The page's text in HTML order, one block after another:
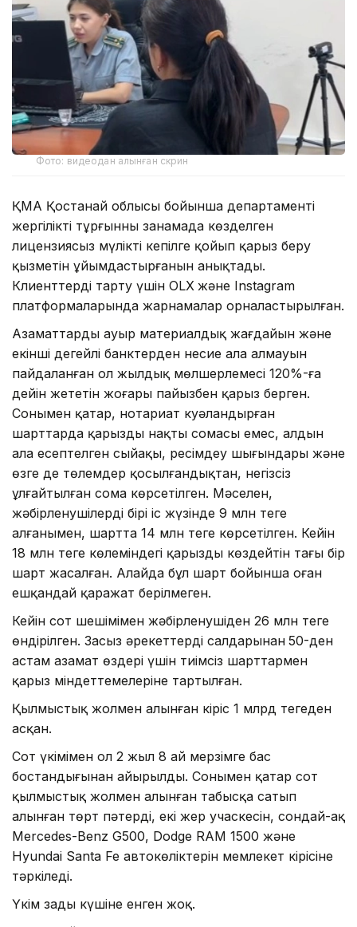
Фото: видеодан алынған скрин
ҚМА Қостанай облысы бойынша департаменті
жергілікті тұрғынның заңнамада көзделген
лицензиясыз мүлікті кепілге қойып қарыз беру
қызметін ұйымдастырғанын анықтады.
Клиенттерді тарту үшін OLX және Instagram
платформаларында жарнамалар орналастырылған.
Азаматтардың ауыр материалдық жағдайын және
екінші деңгейлі банктерден несие ала алмауын
пайдаланған ол жылдық мөлшерлемесі 120%-ға
дейін жететін жоғары пайызбен қарыз берген.
Сонымен қатар, нотариат куәландырған
шарттарда қарыздың нақты сомасы емес, алдын
ала есептелген сыйақы, ресімдеу шығындары және
өзге де төлемдер қосылғандықтан, негізсіз
ұлғайтылған сома көрсетілген. Мәселен,
жәбірленушілердің бірі іс жүзінде 9 млн теңге
алғанымен, шартта 14 млн теңге көрсетілген. Кейін
18 млн теңге көлеміндегі қарызды көздейтін тағы бір
шарт жасалған. Алайда бұл шарт бойынша оған
ешқандай қаражат берілмеген.
Кейін сот шешімімен жәбірленушіден 26 млн теңге
өндірілген. Заңсыз әрекеттердің салдарынан 50-ден
астам азамат өздері үшін тиімсіз шарттармен
қарыз міндеттемелеріне тартылған.
Қылмыстық жолмен алынған кіріс 1 млрд теңгеден
асқан.
Сот үкімімен ол 2 жыл 8 ай мерзімге бас
бостандығынан айырылды. Сонымен қатар сот
қылмыстық жолмен алынған табысқа сатып
алынған төрт пәтерді, екі жер учаскесін, сондай-ақ
Mercedes-Benz G500, Dodge RAM 1500 және
Hyundai Santa Fe автокөліктерін мемлекет кірісіне
тәркіледі.
Үкім заңды күшіне енген жоқ.